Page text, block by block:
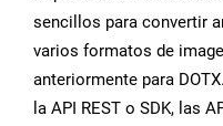
sencillos para convertir
varios formatos de
anteriormente para
la API REST o SDK, las